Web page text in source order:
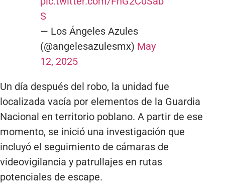
S
— Los Ángeles Azules
(@angelesazulesmx) May
12, 2025
Un día después del robo, la unidad fue
localizada vacía por elementos de la Guardia
Nacional en territorio poblano. A partir de ese
momento, se inició una investigación que
incluyó el seguimiento de cámaras de
videovigilancia y patrullajes en rutas
potenciales de escape.